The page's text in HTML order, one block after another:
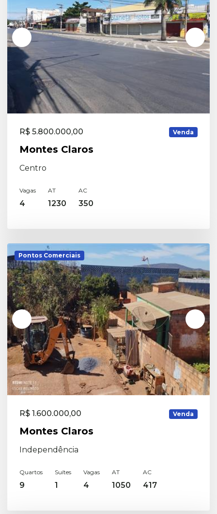
R$ 5.800.000,00 Venda
Montes Claros
Centro
Vagas
4
AT
1230
AC
350
Pontos Comerciais
R$ 1.600.000,00 Venda
Montes Claros
Independência
Quartos
9
Suítes
1
Vagas
4
AT
1050
AC
417